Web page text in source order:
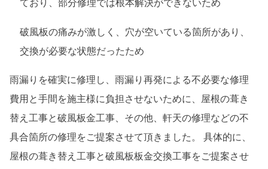
ており、部分修理では根本解決ができないため
破風板の痛みが激しく、穴が空いている箇所があり、
交換が必要な状態だったため
雨漏りを確実に修理し、雨漏り再発による不必要な修理
費用と手間を施主様に負担させないために、屋根の葺き
替え工事と破風板金工事、その他、軒天の修理などの不
具合箇所の修理をご提案させて頂きました。 具体的に、
屋根の葺き替え工事と破風板板金交換工事をご提案させ